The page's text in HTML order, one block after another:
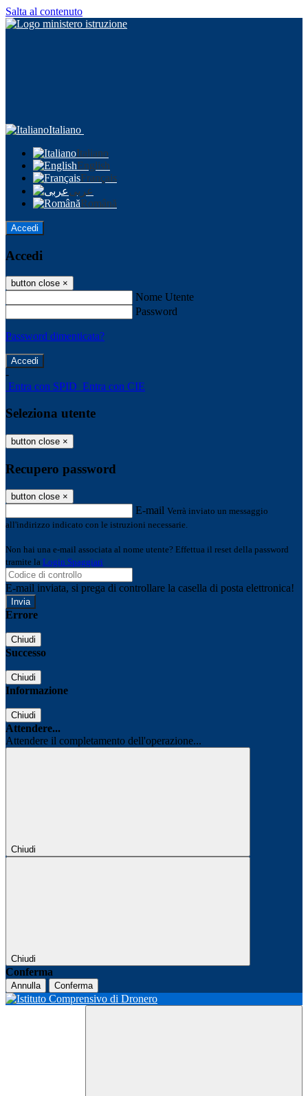
Salta al contenuto
Italiano
Italiano
English
Français
عربى
Română
Accedi
Accedi
button close ×
Nome Utente
Password
Password dimenticata?
-
Entra con SPID Entra con CIE
Seleziona utente
button close ×
Recupero password
button close ×
E-mail Verrà inviato un messaggio
all'indirizzo indicato con le istruzioni necessarie.
Non hai una e-mail associata al nome utente? Effettua il reset della password
tramite la Login Spaggiari
E-mail inviata, si prega di controllare la casella di posta elettronica!
Errore
Chiudi
Successo
Chiudi
Informazione
Chiudi
Attendere...
Attendere il completamento dell'operazione...
Chiudi
Chiudi
Conferma
Annulla Conferma